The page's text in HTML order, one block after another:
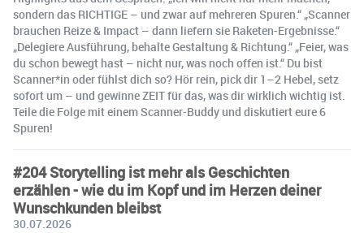
sondern das RICHTIGE – und zwar auf mehreren Spuren.“ „Scanner
brauchen Reize & Impact – dann liefern sie Raketen-Ergebnisse.“
„Delegiere Ausführung, behalte Gestaltung & Richtung.“ „Feier, was
du schon bewegt hast – nicht nur, was noch offen ist.“ Du bist
Scanner*in oder fühlst dich so? Hör rein, pick dir 1–2 Hebel, setz
sofort um – und gewinne ZEIT für das, was dir wirklich wichtig ist.
Teile die Folge mit einem Scanner-Buddy und diskutiert eure 6
Spuren!
#204 Storytelling ist mehr als Geschichten
erzählen - wie du im Kopf und im Herzen deiner
Wunschkunden bleibst
30.07.2026